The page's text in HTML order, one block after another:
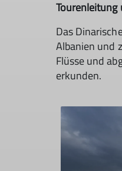
Tourenleitung
Das
Albanien und
Flüsse und
erkunden.